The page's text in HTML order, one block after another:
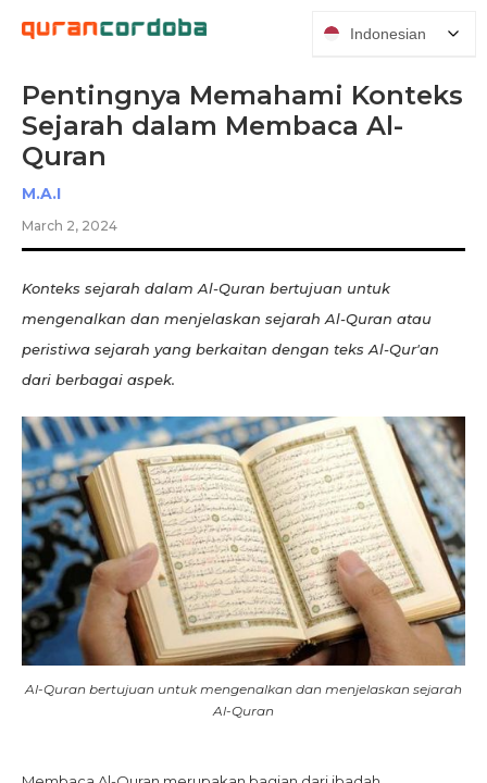
‍Pentingnya Memahami Konteks
Sejarah dalam Membaca Al-
Quran
M.A.I
March 2, 2024
Konteks sejarah dalam Al-Quran bertujuan untuk
mengenalkan dan menjelaskan sejarah Al-Quran atau
peristiwa sejarah yang berkaitan dengan teks Al-Qur'an
dari berbagai aspek.
Al-Quran bertujuan untuk mengenalkan dan menjelaskan sejarah
Al-Quran
Indonesian